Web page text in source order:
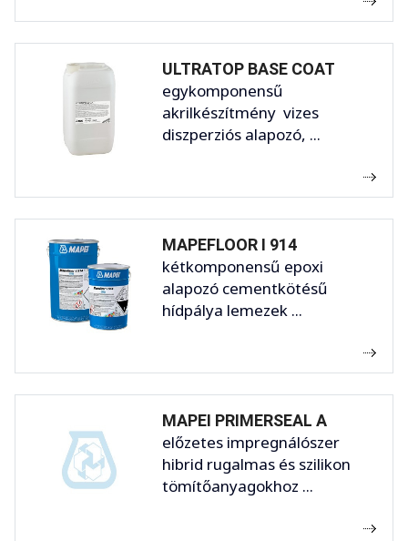
ULTRATOP BASE COAT
egykomponensű
akrilkészítmény vizes
diszperziós alapozó, ...
MAPEFLOOR I 914
kétkomponensű epoxi
alapozó cementkötésű
hídpálya lemezek ...
MAPEI PRIMERSEAL A
előzetes impregnálószer
hibrid rugalmas és szilikon
tömítőanyagokhoz ...